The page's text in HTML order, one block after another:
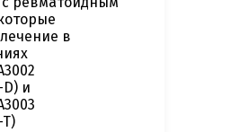
в
D) и